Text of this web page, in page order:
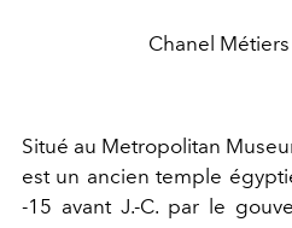
Chanel
Situé au Metropolitan
est un ancien temple
-15 avant J.-C. par le